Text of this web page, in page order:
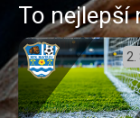
To nejlepší
2.